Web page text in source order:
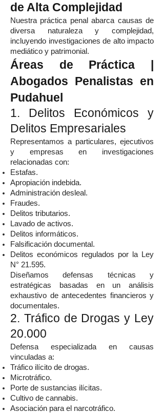
de Alta Complejidad
Nuestra práctica penal abarca causas de
diversa naturaleza y complejidad,
incluyendo investigaciones de alto impacto
mediático y patrimonial.
Áreas de Práctica |
Abogados Penalistas en
Pudahuel
1. Delitos Económicos y
Delitos Empresariales
Representamos a particulares, ejecutivos
y empresas en investigaciones
relacionadas con:
Estafas.
Apropiación indebida.
Administración desleal.
Fraudes.
Delitos tributarios.
Lavado de activos.
Delitos informáticos.
Falsificación documental.
Delitos económicos regulados por la Ley
N° 21.595.
Diseñamos defensas técnicas y
estratégicas basadas en un análisis
exhaustivo de antecedentes financieros y
documentales.
2. Tráfico de Drogas y Ley
20.000
Defensa especializada en causas
vinculadas a:
Tráfico ilícito de drogas.
Microtráfico.
Porte de sustancias ilícitas.
Cultivo de cannabis.
Asociación para el narcotráfico.